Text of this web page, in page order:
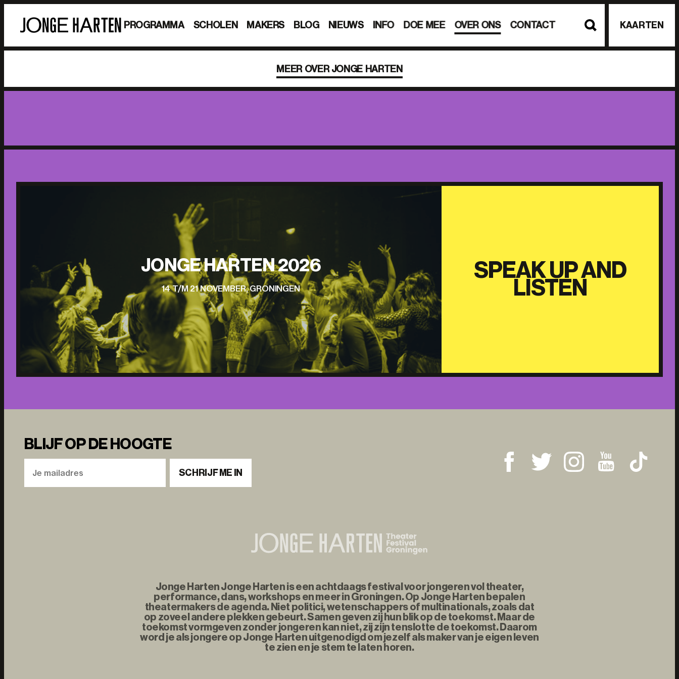
KAARTEN
PROGRAMMA SCHOLEN MAKERS BLOG NIEUWS INFO DOE MEE OVER ONS CONTACT
MEER OVER JONGE HARTEN
JONGE HARTEN 2026
14 T/M 21 NOVEMBER, GRONINGEN
SPEAK UP AND
LISTEN
BLIJF OP DE HOOGTE
SCHRIJF ME IN
Jonge Harten Jonge Harten is een achtdaags festival voor jongeren vol theater,
performance, dans, workshops en meer in Groningen. Op Jonge Harten bepalen
theatermakers de agenda. Niet politici, wetenschappers of multinationals, zoals dat
op zoveel andere plekken gebeurt. Samen geven zij hun blik op de toekomst. Maar de
toekomst vormgeven zonder jongeren kan niet, zij zijn tenslotte de toekomst. Daarom
word je als jongere op Jonge Harten uitgenodigd om jezelf als maker van je eigen leven
te zien en je stem te laten horen.